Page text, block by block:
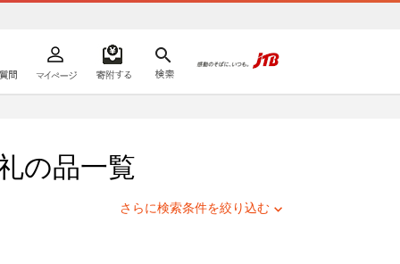
方へ
の品一覧
さらに検索条件を絞り込む